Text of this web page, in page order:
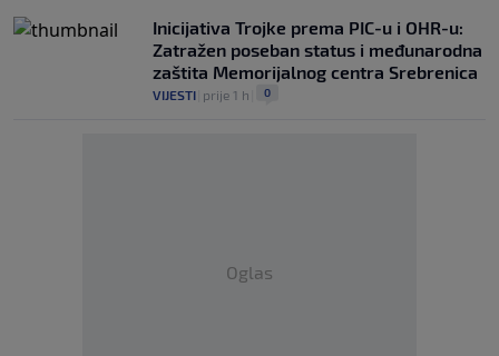
Inicijativa Trojke prema PIC-u i OHR-u:
Zatražen poseban status i međunarodna
zaštita Memorijalnog centra Srebrenica
VIJESTI prije 1 h 0
Oglas